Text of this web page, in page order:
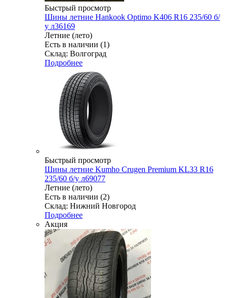
Быстрый просмотр
Шины летние Hankook Optimo K406 R16 235/60 б/
у л36169
Летние (лето)
Есть в наличии (1)
Склад: Волгоград
Подробнее
Быстрый просмотр
Шины летние Kumho Crugen Premium KL33 R16
235/60 б/у л69077
Летние (лето)
Есть в наличии (2)
Склад: Нижний Новгород
Подробнее
Акция